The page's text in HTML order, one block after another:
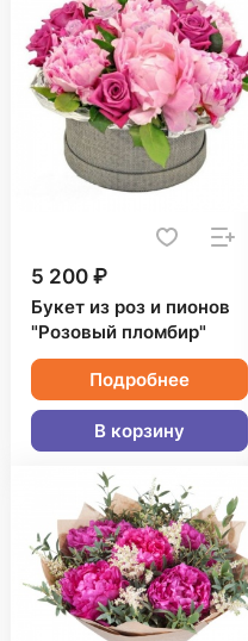
5 200 ₽
Букет из роз и пионов
"Розовый пломбир"
Подробнее
В корзину